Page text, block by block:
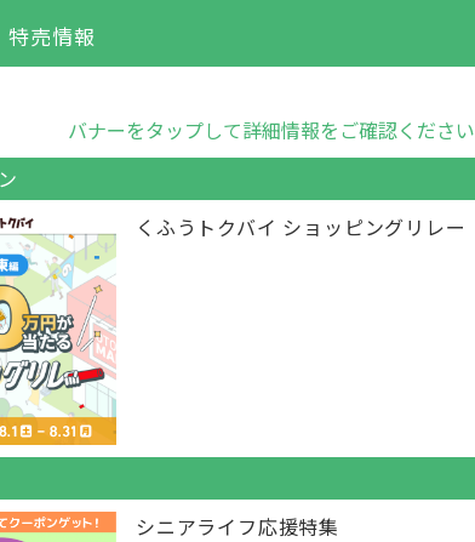
特売情報
バナーをタップして詳細情報をご確認ください
くふうトクバイ ショッピングリレー
シニアライフ応援特集